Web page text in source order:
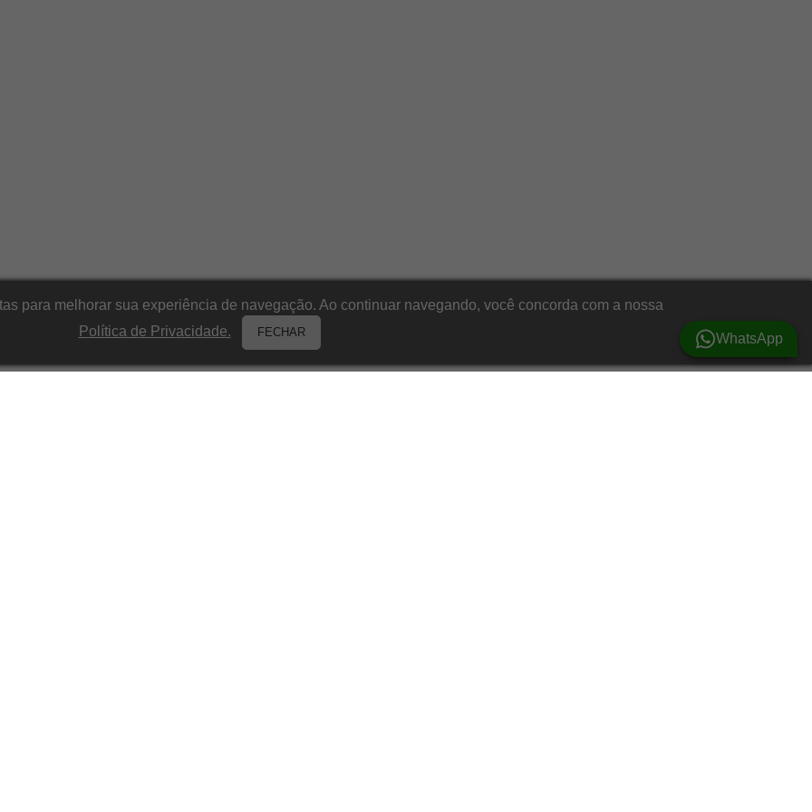
para melhorar sua experiência de navegação. Ao continuar navegando, você concorda com a nossa
Política de Privacidade.
FECHAR WhatsApp